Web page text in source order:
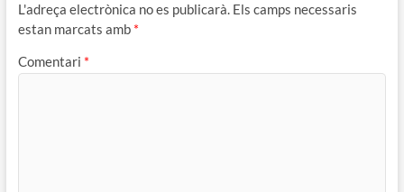
L'adreça electrònica no es publicarà. Els camps necessaris
estan marcats amb *
Comentari *